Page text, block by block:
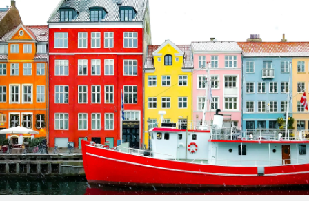
Gestion des freelances
Intégrez et gérez vos freelances partout dans le monde
PEO
Sous-traitez les opérations complexes liées à l’emploi
INFRASTRUCTURE
Intégration Remote
Intégrez vos RH aux flux de travail en toute simplicité
Plateforme
Des fonctions RH clés intégrées pour votre équipe
Comparer Remote
Examinez notre service par rapport aux autres
CROISSANCE
Start-ups
Des solutions agiles et internationales pour les RH et la
paie des entreprises en pleine croissance
Entreprises intermédiaires
Développez vos équipes avec des solutions RH sur
mesure
pays
Calculateur de paiement des freelances
Découvrez les devises disponibles et les vitesses de
paiement pour vos freelances internationaux
APPRENDRE AVEC REMOTE
Recherche et guides
Études de cas
Nederlands
Français
Deutsch
Español
Italiano
Português (Portugal)
Connexion